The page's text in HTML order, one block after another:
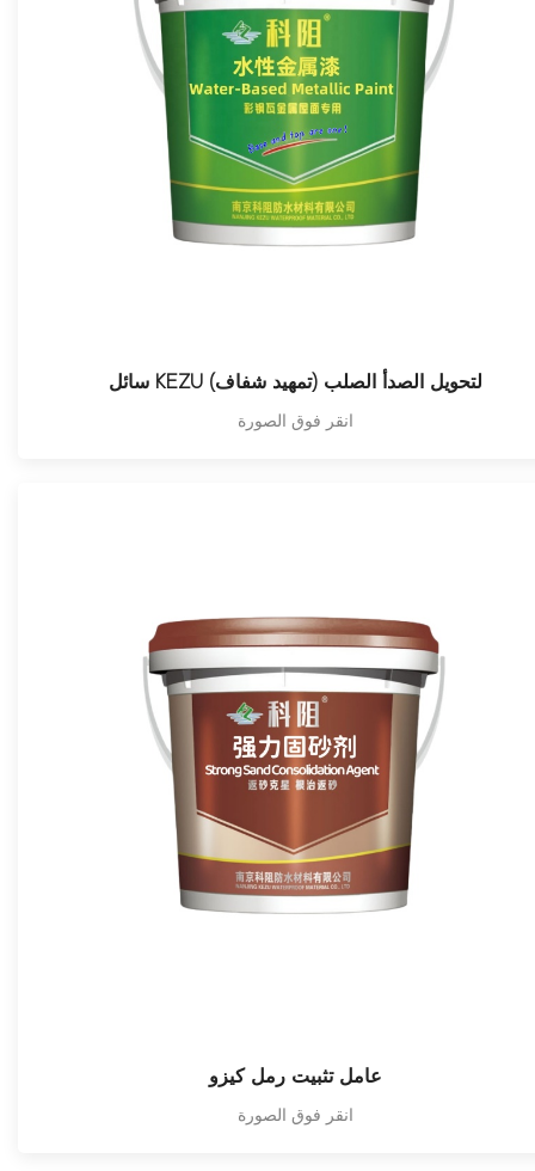
سائل KEZU لتحويل الصدأ الصلب (تمهيد شفاف)
انقر فوق الصورة
عامل تثبيت رمل كيزو
انقر فوق الصورة